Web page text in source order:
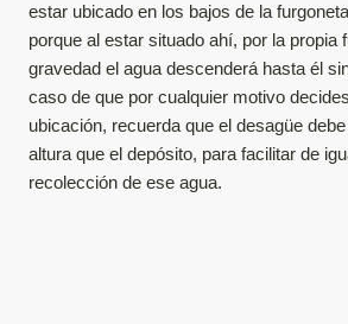
estar ubicado en los bajos de la
porque al estar situado ahí, por la propia
gravedad el agua descenderá hasta él
caso de que por cualquier motivo
ubicación, recuerda que el desagüe
altura que el depósito, para facilitar de
recolección de ese agua.